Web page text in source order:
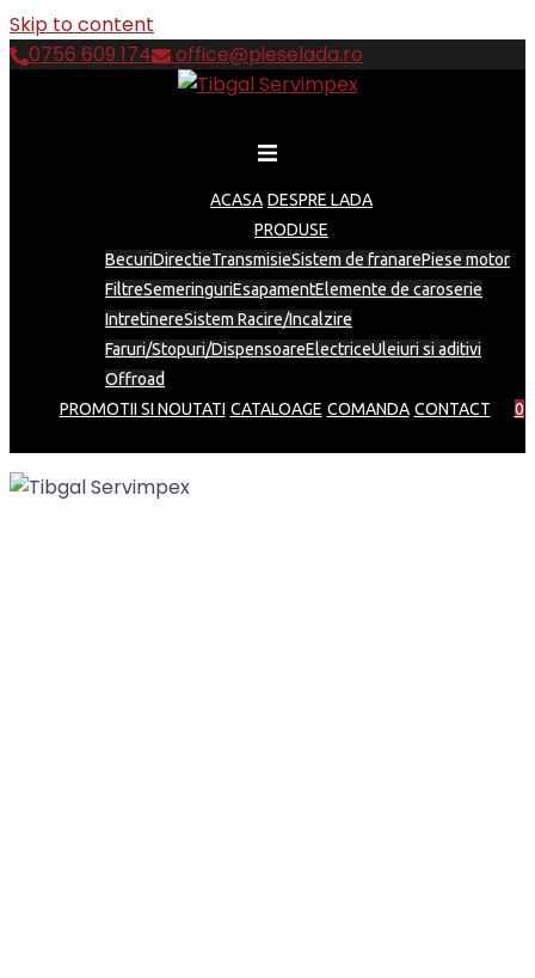
Skip to content
0756 609 174
office@pieselada.ro
ACASA DESPRE LADA
PRODUSE
BecuriDirectieTransmisieSistem de franarePiese motor
FiltreSemeringuriEsapamentElemente de caroserie
IntretinereSistem Racire/Incalzire
Faruri/Stopuri/DispensoareElectriceUleiuri si aditivi
Offroad
PROMOTII SI NOUTATI CATALOAGE COMANDA CONTACT 0